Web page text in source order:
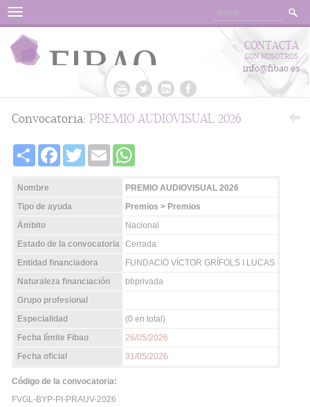
Menu
CONTACTA
CON NOSOTROS
info@fibao.es
Convocatoria: PREMIO AUDIOVISUAL 2026
Share FacebookTwitter Email
Nombre
PREMIO AUDIOVISUAL 2026
Tipo de ayuda
Premios > Premios
Ámbito
Nacional
Estado de la convocatoria Cerrada
Entidad financiadora
FUNDACIÓ VÍCTOR GRÍFOLS I LUCAS
Naturaleza financiación
bbprivada
Grupo profesional
Especialidad
(0 en total)
Fecha límite Fibao
26/05/2026
Fecha oficial
31/05/2026
Código de la convocatoria:
FVGL-BYP-PI-PRAUV-2026